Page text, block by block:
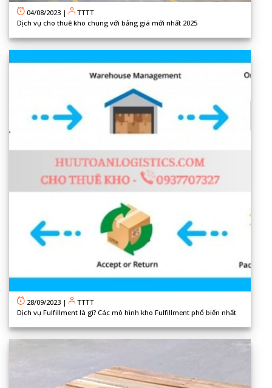
04/08/2023 |
TTTT
Dịch vụ cho thuê kho chung với bảng giá mới nhất 2025
28/09/2023 |
TTTT
Dịch vụ Fulfillment là gì? Các mô hình kho Fulfillment phổ biến nhất